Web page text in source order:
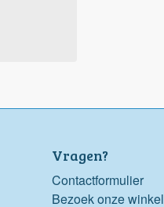
Vragen?
Contactformulier
Bezoek onze winkel